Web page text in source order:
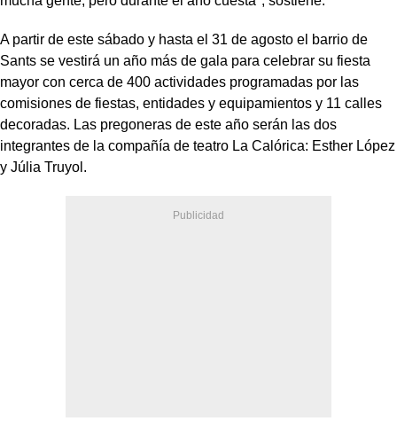
A partir de este sábado y hasta el 31 de agosto el barrio de
Sants se vestirá un año más de gala para celebrar su fiesta
mayor con cerca de 400 actividades programadas por las
comisiones de fiestas, entidades y equipamientos y 11 calles
decoradas. Las pregoneras de este año serán las dos
integrantes de la compañía de teatro La Calórica: Esther López
y Júlia Truyol.